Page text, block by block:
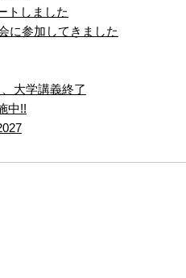
トしました
に参加してきました
大学講義終了
中!!